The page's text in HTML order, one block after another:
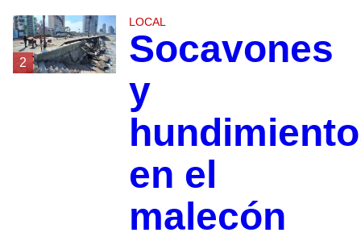
2
LOCAL
Socavones
y
en el
malecón